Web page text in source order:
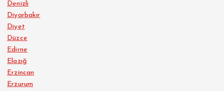
Denizli
Diyarbakır
Diyet
Düzce
Edirne
Elazığ
Erzincan
Erzurum